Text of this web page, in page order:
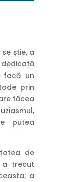
știe, a
facă un
prin
făcea
putea
de
a trecut
a